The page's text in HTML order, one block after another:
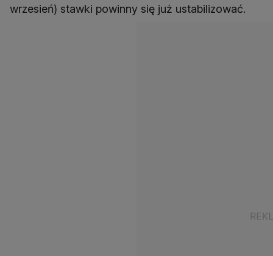
wrzesień) stawki powinny się już ustabilizować.